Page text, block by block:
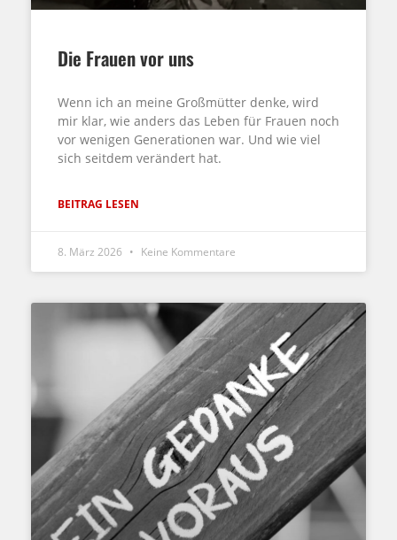
Die Frauen vor uns
Wenn ich an meine Großmütter denke, wird
mir klar, wie anders das Leben für Frauen noch
vor wenigen Generationen war. Und wie viel
sich seitdem verändert hat.
BEITRAG LESEN
8. März 2026 Keine Kommentare